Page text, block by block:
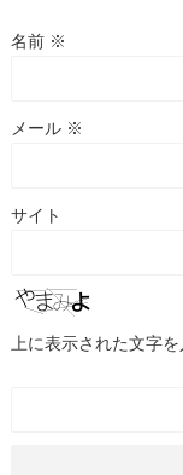
名前 ※
メール ※
サイト
上に表示された文字